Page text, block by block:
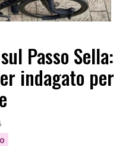
Passo Sella:
indagato per